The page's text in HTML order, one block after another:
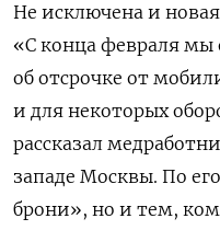
Не исключена и
«С конца февраля
об отсрочке от
и для некоторых
рассказал
западе Москвы. По
брони», но и тем,